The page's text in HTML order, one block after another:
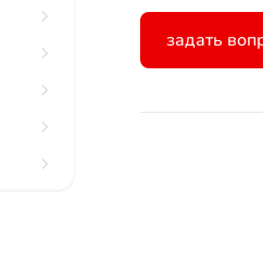
задать